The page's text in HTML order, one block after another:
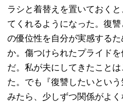
ラシと着替えを置いておく
てくれるようになった。復
の優位性を自分が実感する
か。傷つけられたプライド
だ。私が夫にしてきたこと
た。でも『復讐したいとい
みたら、少しずつ関係がよく